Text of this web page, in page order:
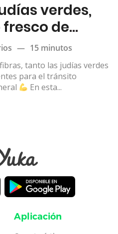
verdes,
de
— 15 minutos
tanto las judías verdes
para el tránsito
En esta...
Aplicación